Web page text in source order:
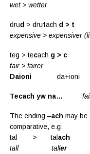
wet > wetter
drud > drutach d > t
expensive > expensiver
teg > tecach g > c
fair > fairer
Daioni
Tecach yw na…
The ending –ach may be
comparative, e.g:
tal > talach
tall
taller